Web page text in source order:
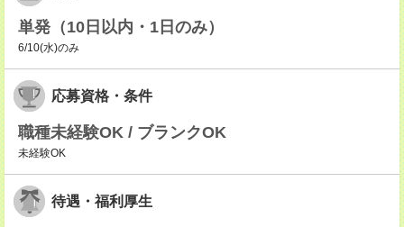
単発（10日以内・1日のみ）
6/10(水)のみ
応募資格・条件
職種未経験OK / ブランクOK
未経験OK
待遇・福利厚生